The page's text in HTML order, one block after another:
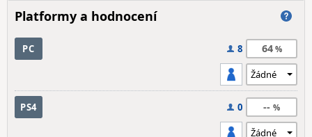
Platformy a hodnocení
PC 8 64
PS4 0 --